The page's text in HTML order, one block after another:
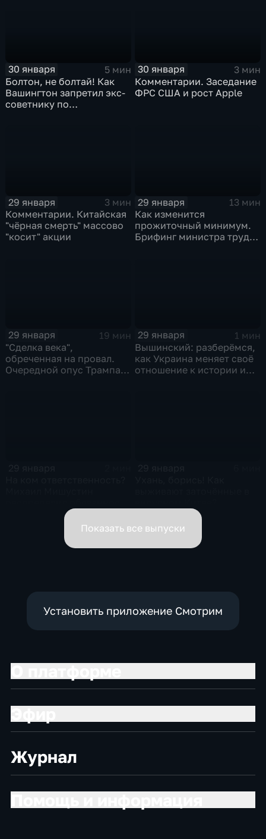
30 января
5 мин
Болтон, не болтай! Как
Вашингтон запретил экс-
советнику по
30 января
3 мин
Комментарии. Заседание
ФРС США и рост Apple
29 января
3 мин
Комментарии. Китайская
"чёрная смерть" массово
"косит" акции
29 января
13 мин
Как изменится
прожиточный минимум.
Брифинг министра труда
29 января
19 мин
"Сделка века",
обреченная на провал.
Очередной опус Трампа.
29 января
1 мин
Вышинский: разберёмся,
как Украина меняет своё
отношение к истории и
вице-премьеров
Показать все выпуски
Установить приложение Смотрим
Журнал